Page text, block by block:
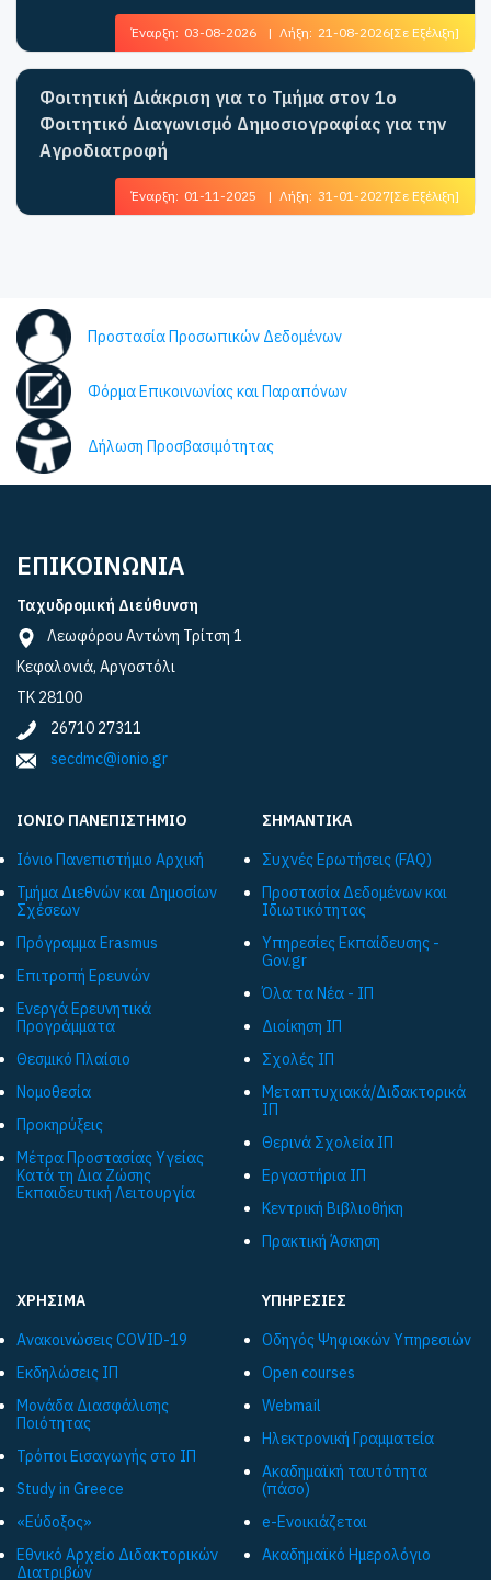
Έναρξη: 03-08-2026 | Λήξη: 21-08-2026[Σε Εξέλιξη]
Φοιτητική Διάκριση για το Τμήμα στον 1ο
Φοιτητικό Διαγωνισμό Δημοσιογραφίας για την
Αγροδιατροφή
Έναρξη: 01-11-2025 | Λήξη: 31-01-2027[Σε Εξέλιξη]
Προστασία Προσωπικών Δεδομένων
Φόρμα Επικοινωνίας και Παραπόνων
Δήλωση Προσβασιμότητας
ΕΠΙΚΟΙΝΩΝΙΑ
Ταχυδρομική Διεύθυνση
Λεωφόρου Αντώνη Τρίτση 1
Κεφαλονιά, Αργοστόλι
ΤΚ 28100
26710 27311
secdmc@ionio.gr
ΙΟΝΙΟ ΠΑΝΕΠΙΣΤΗΜΙΟ
Ιόνιο Πανεπιστήμιο Αρχική
Τμήμα Διεθνών και Δημοσίων
Σχέσεων
Πρόγραμμα Εrasmus
Επιτροπή Ερευνών
Ενεργά Ερευνητικά
Προγράμματα
Θεσμικό Πλαίσιο
Νομοθεσία
Προκηρύξεις
Μέτρα Προστασίας Υγείας
Κατά τη Δια Ζώσης
Εκπαιδευτική Λειτουργία
ΣΗΜΑΝΤΙΚΑ
Συχνές Ερωτήσεις (FAQ)
Προστασία Δεδομένων και
Ιδιωτικότητας
Υπηρεσίες Εκπαίδευσης -
Gov.gr
Όλα τα Νέα - ΙΠ
Διοίκηση ΙΠ
Σχολές ΙΠ
Μεταπτυχιακά/Διδακτορικά
ΙΠ
Θερινά Σχολεία ΙΠ
Εργαστήρια ΙΠ
Κεντρική Βιβλιοθήκη
Πρακτική Άσκηση
ΧΡΗΣΙΜΑ
Ανακοινώσεις COVID-19
Εκδηλώσεις ΙΠ
Μονάδα Διασφάλισης
Ποιότητας
Τρόποι Εισαγωγής στο ΙΠ
Study in Greece
«Εύδοξος»
Εθνικό Αρχείο Διδακτορικών
Διατριβών
ΥΠΗΡΕΣΙΕΣ
Οδηγός Ψηφιακών Υπηρεσιών
Open courses
Webmail
Ηλεκτρονική Γραμματεία
Ακαδημαϊκή ταυτότητα
(πάσο)
e-Ενοικιάζεται
Ακαδημαϊκό Ημερολόγιο